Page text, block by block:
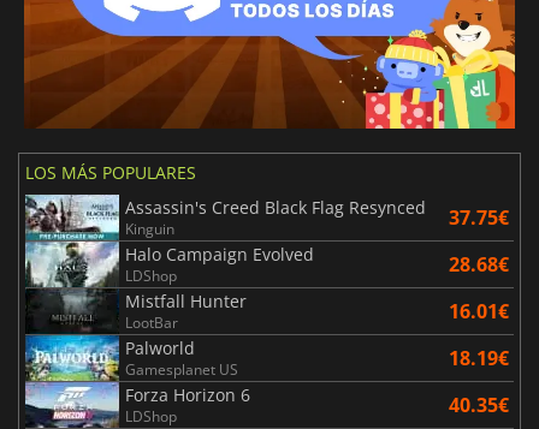
LOS MÁS POPULARES
Assassin's Creed Black Flag Resynced
Kinguin 37.75€
Halo Campaign Evolved
LDShop 28.68€
Mistfall Hunter
LootBar 16.01€
Palworld
Gamesplanet US 18.19€
Forza Horizon 6
LDShop 40.35€